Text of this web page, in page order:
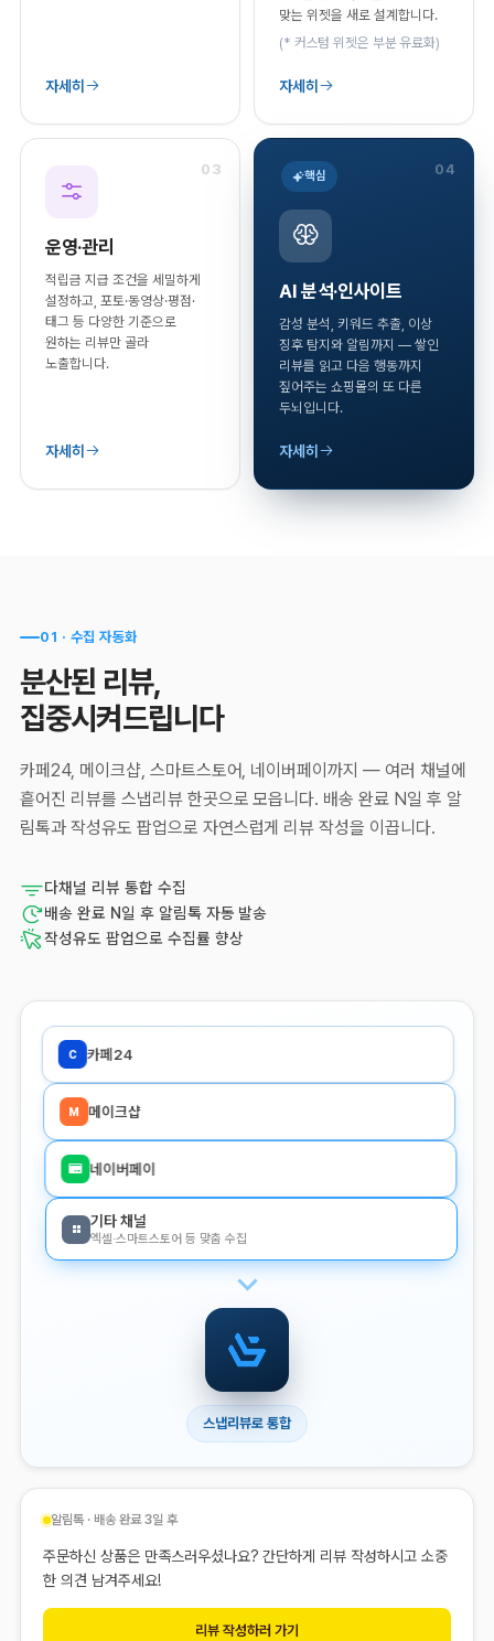
자세히
맞는 위젯을 새로 설계합니다.
(* 커스텀 위젯은 부분 유료화)
자세히
03
운영·관리
적립금 지급 조건을 세밀하게
설정하고, 포토·동영상·평점·
태그 등 다양한 기준으로
원하는 리뷰만 골라
노출합니다.
자세히
핵심 04
AI 분석·인사이트
감성 분석, 키워드 추출, 이상
징후 탐지와 알림까지 — 쌓인
리뷰를 읽고 다음 행동까지
짚어주는 쇼핑몰의 또 다른
두뇌입니다.
자세히
01 · 수집 자동화
분산된 리뷰,
집중시켜드립니다
카페24, 메이크샵, 스마트스토어, 네이버페이까지 — 여러 채널에
흩어진 리뷰를 스냅리뷰 한곳으로 모읍니다. 배송 완료 N일 후 알
림톡과 작성유도 팝업으로 자연스럽게 리뷰 작성을 이끕니다.
다채널 리뷰 통합 수집
배송 완료 N일 후 알림톡 자동 발송
작성유도 팝업으로 수집률 향상
C 카페24
M 메이크샵
네이버페이
기타 채널
엑셀·스마트스토어 등 맞춤 수집
스냅리뷰로 통합
알림톡 · 배송 완료 3일 후
주문하신 상품은 만족스러우셨나요? 간단하게 리뷰 작성하시고 소중
한 의견 남겨주세요!
리뷰 작성하러 가기